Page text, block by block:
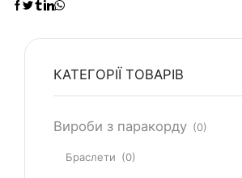
КАТЕГОРІЇ ТОВАРІВ
Вироби з паракорду (0)
Браслети (0)